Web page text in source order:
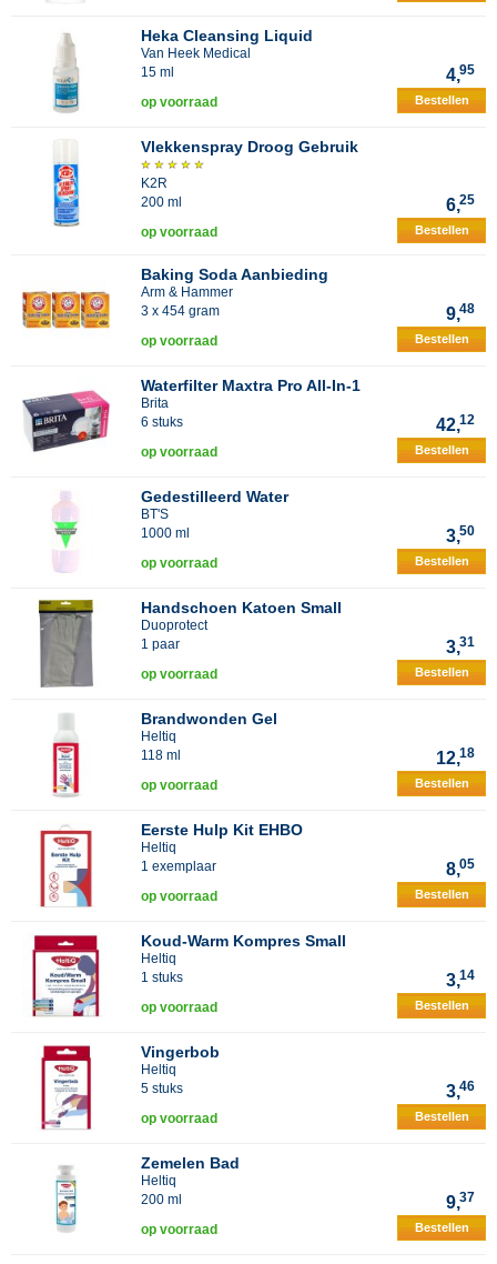
Heka Cleansing Liquid
Van Heek Medical
15 ml
4,95
op voorraad Bestellen
Vlekkenspray Droog Gebruik
K2R
200 ml
6,25
op voorraad Bestellen
Baking Soda Aanbieding
Arm & Hammer
3 x 454 gram
9,48
op voorraad Bestellen
Waterfilter Maxtra Pro All-In-1
Brita
6 stuks
42,12
op voorraad Bestellen
Gedestilleerd Water
BT'S
1000 ml
3,50
op voorraad Bestellen
Handschoen Katoen Small
Duoprotect
1 paar
3,31
op voorraad Bestellen
Brandwonden Gel
Heltiq
118 ml
12,18
op voorraad Bestellen
Eerste Hulp Kit EHBO
Heltiq
1 exemplaar
8,05
op voorraad Bestellen
Koud-Warm Kompres Small
Heltiq
1 stuks
3,14
op voorraad Bestellen
Vingerbob
Heltiq
5 stuks
3,46
op voorraad Bestellen
Zemelen Bad
Heltiq
200 ml
9,37
op voorraad Bestellen